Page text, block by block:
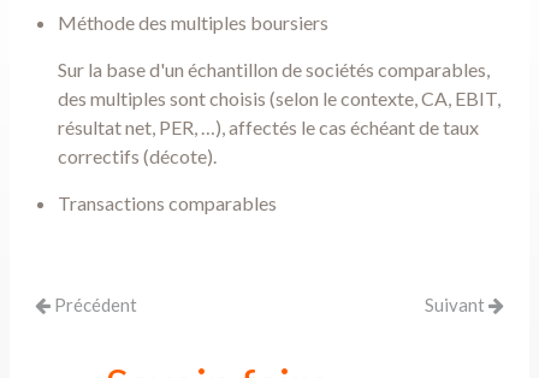
Méthode des multiples boursiers
Sur la base d'un échantillon de sociétés comparables,
des multiples sont choisis (selon le contexte, CA, EBIT,
résultat net, PER, …), affectés le cas échéant de taux
correctifs (décote).
Transactions comparables
Précédent Suivant